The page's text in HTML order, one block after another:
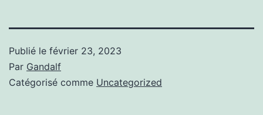
Publié le février 23, 2023
Par Gandalf
Catégorisé comme Uncategorized